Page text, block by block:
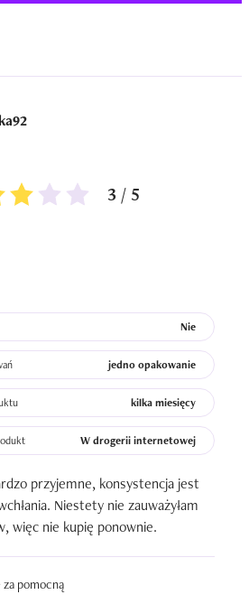
3 / 5
Nie
jedno opakowanie
kilka miesięcy
W drogerii internetowej
przyjemne, konsystencja jest
Niestety nie zauważyłam
więc nie kupię ponownie.
za pomocną